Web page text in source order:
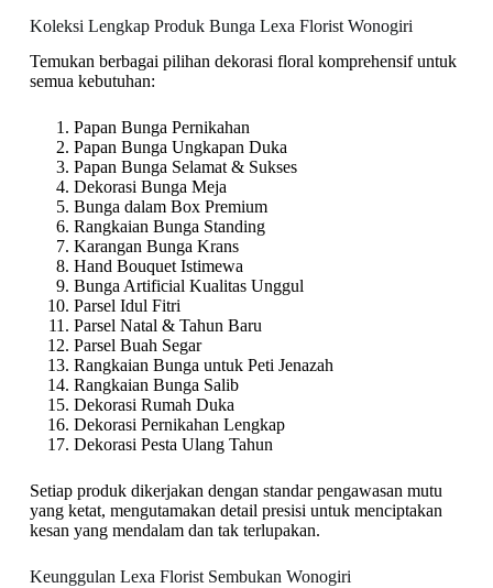
Koleksi Lengkap Produk Bunga Lexa Florist Wonogiri
Temukan berbagai pilihan dekorasi floral komprehensif untuk
semua kebutuhan:
Papan Bunga Pernikahan
Papan Bunga Ungkapan Duka
Papan Bunga Selamat & Sukses
Dekorasi Bunga Meja
Bunga dalam Box Premium
Rangkaian Bunga Standing
Karangan Bunga Krans
Hand Bouquet Istimewa
Bunga Artificial Kualitas Unggul
Parsel Idul Fitri
Parsel Natal & Tahun Baru
Parsel Buah Segar
Rangkaian Bunga untuk Peti Jenazah
Rangkaian Bunga Salib
Dekorasi Rumah Duka
Dekorasi Pernikahan Lengkap
Dekorasi Pesta Ulang Tahun
Setiap produk dikerjakan dengan standar pengawasan mutu
yang ketat, mengutamakan detail presisi untuk menciptakan
kesan yang mendalam dan tak terlupakan.
Keunggulan Lexa Florist Sembukan Wonogiri